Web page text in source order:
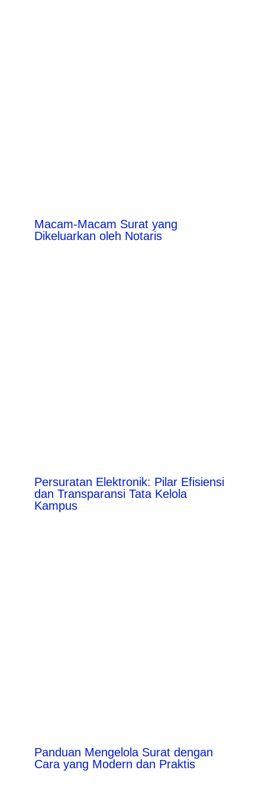
Macam-Macam Surat yang
Dikeluarkan oleh Notaris
Persuratan Elektronik: Pilar Efisiensi
dan Transparansi Tata Kelola
Kampus
Panduan Mengelola Surat dengan
Cara yang Modern dan Praktis